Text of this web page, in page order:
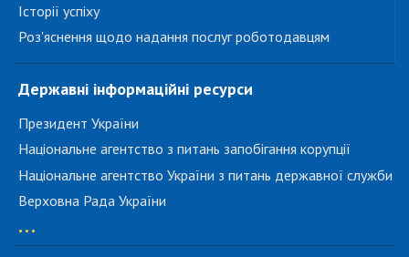
Історії успіху
Роз'яснення щодо надання послуг роботодавцям
Державні інформаційні ресурси
Президент України
Національне агентство з питань запобігання корупції
Національне агентство України з питань державної служби
Верховна Рада України
...